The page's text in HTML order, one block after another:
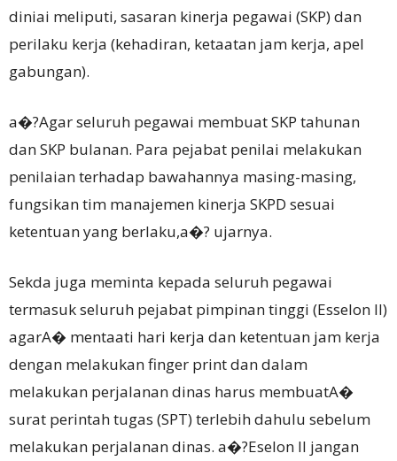
diniai meliputi, sasaran kinerja pegawai (SKP) dan
perilaku kerja (kehadiran, ketaatan jam kerja, apel
gabungan).
a�?Agar seluruh pegawai membuat SKP tahunan
dan SKP bulanan. Para pejabat penilai melakukan
penilaian terhadap bawahannya masing-masing,
fungsikan tim manajemen kinerja SKPD sesuai
ketentuan yang berlaku,a�? ujarnya.
Sekda juga meminta kepada seluruh pegawai
termasuk seluruh pejabat pimpinan tinggi (Esselon II)
agarA� mentaati hari kerja dan ketentuan jam kerja
dengan melakukan finger print dan dalam
melakukan perjalanan dinas harus membuatA�
surat perintah tugas (SPT) terlebih dahulu sebelum
melakukan perjalanan dinas. a�?Eselon II jangan